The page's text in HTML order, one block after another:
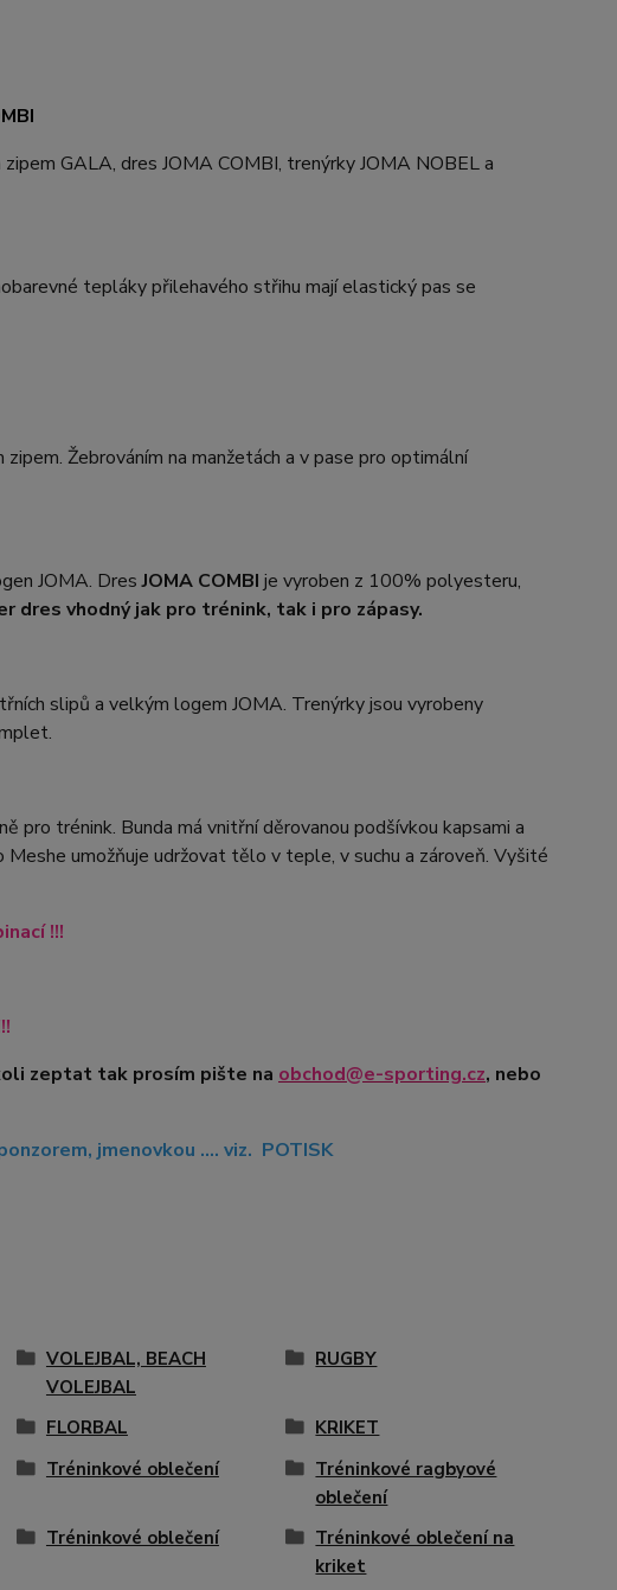
GALA, dres JOMA COMBI, trenýrky JOMA NOBEL a
tepláky přilehavého střihu mají elastický pas se
Žebrováním na manžetách a v pase pro optimální
JOMA. DresJOMA COMBI je vyroben z 100% polyesteru,
dres vhodný jak pro trénink, tak i pro zápasy.
slipů a velkým logem JOMA. Trenýrky jsou vyrobeny
pro trénink. Bunda má vnitřní děrovanou podšívkou kapsami a
umožňuje udržovat tělo v teple, v suchu a zároveň. Vyšité
!!!
zeptat tak prosím pište na obchod@e-sporting.cz, nebo
jmenovkou .... viz. POTISK
VOLEJBAL, BEACH
VOLEJBAL
RUGBY
FLORBAL
KRIKET
Tréninkové oblečení
Tréninkové ragbyové
oblečení
Tréninkové oblečení
Tréninkové oblečení na
kriket